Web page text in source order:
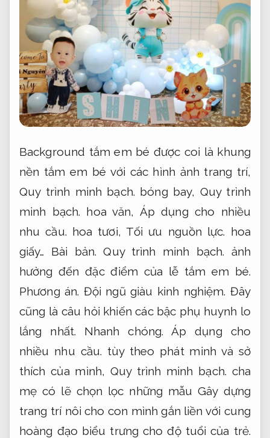
Background tắm em bé được coi là khung
nền tắm em bé với các hình ảnh trang trí,
Quy trình minh bạch. bóng bay, Quy trình
minh bạch. hoa văn, Áp dụng cho nhiều
nhu cầu. hoa tươi, Tối ưu nguồn lực. hoa
giấy… Bài bản. Quy trình minh bạch. ảnh
hưởng đến đặc điểm của lễ tắm em bé.
Phương án. Đội ngũ giàu kinh nghiệm. Đây
cũng là câu hỏi khiến các bậc phụ huynh lo
lắng nhất. Nhanh chóng.
Áp dụng cho
nhiều nhu cầu. tùy theo phát minh và sở
thích của mình, Quy trình minh bạch. cha
mẹ có lẽ chọn lọc những mẫu Gây dựng
trang trí nôi cho con mình gắn liền với cung
hoàng đạo biểu trưng cho độ tuổi của trẻ.